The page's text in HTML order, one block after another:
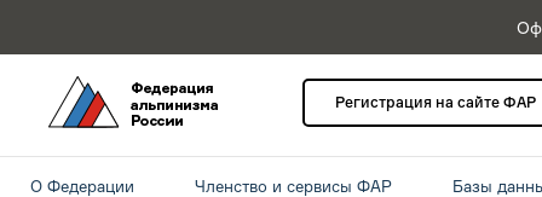
Регистрация на сайте ФАР
О Федерации Членство и сервисы ФАР Базы